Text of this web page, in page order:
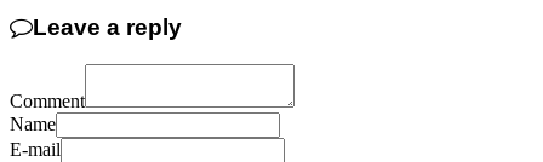
Leave a reply
Comment
Name
E-mail